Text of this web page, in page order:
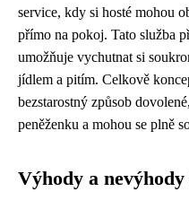
service, kdy si hosté mohou
přímo na pokoj. Tato služba
umožňuje vychutnat si
jídlem a pitím. Celkově
bezstarostný způsob
peněženku a mohou se plně
Výhody a